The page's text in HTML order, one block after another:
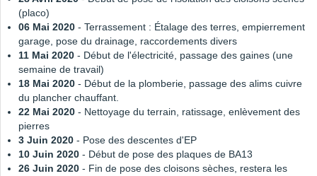
(placo)
06 Mai 2020 - Terrassement : Étalage des terres, empierrement
garage, pose du drainage, raccordements divers
11 Mai 2020 - Début de l'électricité, passage des gaines (une
semaine de travail)
18 Mai 2020 - Début de la plomberie, passage des alims cuivre
du plancher chauffant.
22 Mai 2020 - Nettoyage du terrain, ratissage, enlèvement des
pierres
3 Juin 2020 - Pose des descentes d'EP
10 Juin 2020 - Début de pose des plaques de BA13
26 Juin 2020 - Fin de pose des cloisons sèches, restera les